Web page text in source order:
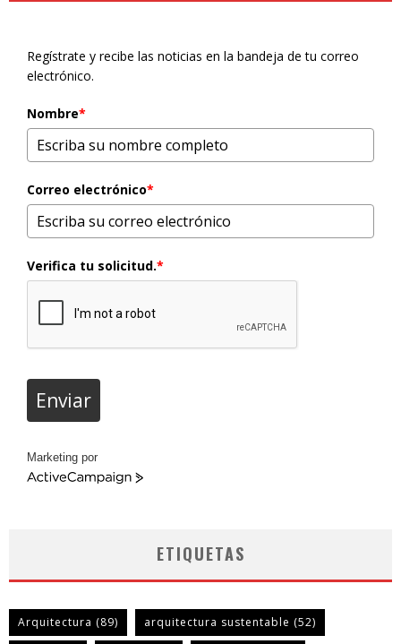
Regístrate y recibe las noticias en la bandeja de tu correo
electrónico.
Nombre*
Correo electrónico*
Verifica tu solicitud.*
Enviar
Marketing por
ActiveCampaign
ETIQUETAS
Arquitectura (89) arquitectura sustentable (52)